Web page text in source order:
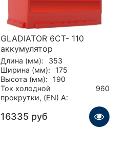
GLADIATOR 6CT- 110
аккумулятор
Длина (мм):
353
Ширина (мм):
175
Высота (мм):
190
Ток холодной
прокрутки, (EN) А:
960
16335 руб